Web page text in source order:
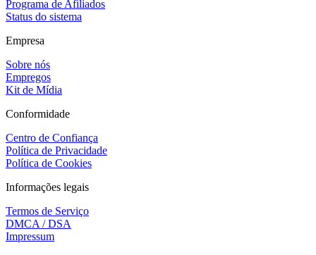
Programa de Afiliados
Status do sistema
Empresa
Sobre nós
Empregos
Kit de Mídia
Conformidade
Centro de Confiança
Política de Privacidade
Política de Cookies
Informações legais
Termos de Serviço
DMCA / DSA
Impressum